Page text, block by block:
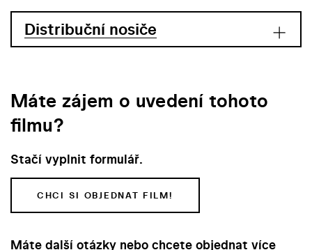
Distribuční nosiče
Máte zájem o uvedení tohoto
filmu?
Stačí vyplnit formulář.
CHCI SI OBJEDNAT FILM!
Máte další otázky nebo chcete objednat více